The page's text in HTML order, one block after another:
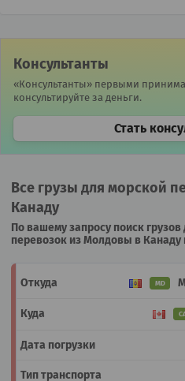
Консультанты
«Консультанты» первыми
консультируйте за деньги.
Стать
Все грузы для морской
Канаду
По вашему запросу поиск
перевозок из Молдовы в
MD